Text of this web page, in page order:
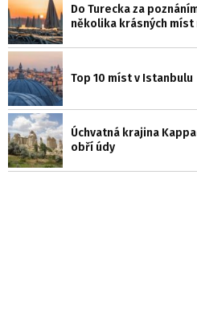
Do Turecka za
několika krásných míst
Top 10 míst v Istanbulu
Úchvatná krajina
obří údy